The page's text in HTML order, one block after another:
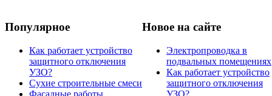
Популярное
Как работает устройство
защитного отключения
УЗО?
Сухие строительные смеси
Новое на сайте
Электропроводка в
подвальных помещениях
Как работает устройство
защитного отключения